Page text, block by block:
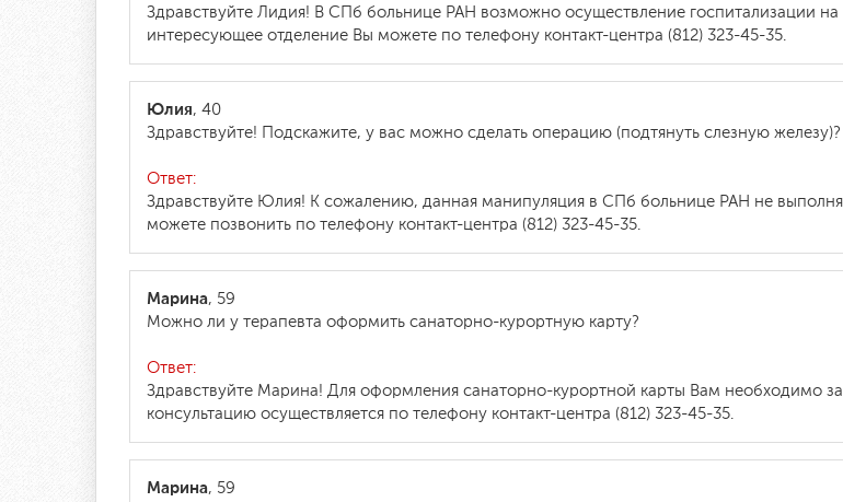
Здравствуйте Лидия! В СПб больнице РАН возможно осуществление госпитализации
интересующее отделение Вы можете по телефону контакт-центра (812) 323-45-35.
Юлия, 40
Здравствуйте! Подскажите, у вас можно сделать операцию (подтянуть слезную железу)?
Ответ:
Здравствуйте Юлия! К сожалению, данная манипуляция в СПб больнице РАН не
можете позвонить по телефону контакт-центра (812) 323-45-35.
Марина, 59
Можно ли у терапевта оформить санаторно-курортную карту?
Ответ:
Здравствуйте Марина! Для оформления санаторно-курортной карты Вам необходимо
консультацию осуществляется по телефону контакт-центра (812) 323-45-35.
Марина, 59